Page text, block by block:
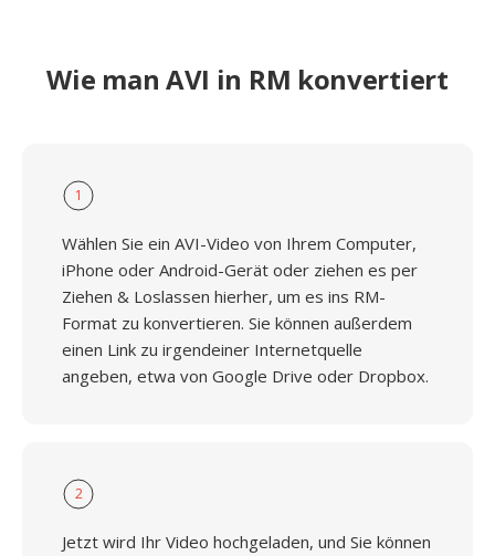
Wie man AVI in RM konvertiert
1
Wählen Sie ein AVI-Video von Ihrem Computer,
iPhone oder Android-Gerät oder ziehen es per
Ziehen & Loslassen hierher, um es ins RM-
Format zu konvertieren. Sie können außerdem
einen Link zu irgendeiner Internetquelle
angeben, etwa von Google Drive oder Dropbox.
2
Jetzt wird Ihr Video hochgeladen, und Sie können